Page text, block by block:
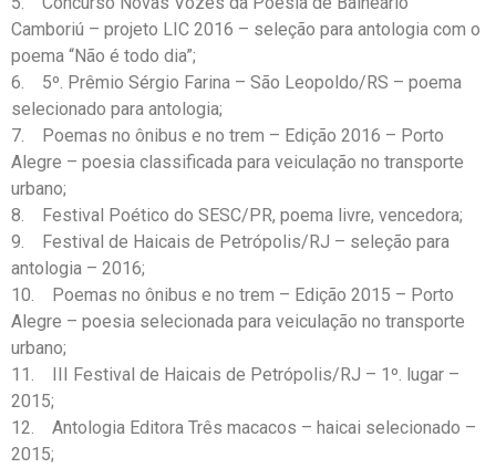
Camboriú – projeto LIC 2016 – seleção para antologia com o
poema “Não é todo dia”;
6. 5º. Prêmio Sérgio Farina – São Leopoldo/RS – poema
selecionado para antologia;
7. Poemas no ônibus e no trem – Edição 2016 – Porto
Alegre – poesia classificada para veiculação no transporte
urbano;
8. Festival Poético do SESC/PR, poema livre, vencedora;
9. Festival de Haicais de Petrópolis/RJ – seleção para
antologia – 2016;
10. Poemas no ônibus e no trem – Edição 2015 – Porto
Alegre – poesia selecionada para veiculação no transporte
urbano;
11. III Festival de Haicais de Petrópolis/RJ – 1º. lugar –
2015;
12. Antologia Editora Três macacos – haicai selecionado –
2015;